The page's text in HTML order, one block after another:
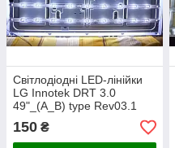
Світлодіодні LED-лінійки
LG Innotek DRT 3.0
49"_(A_B) type Rev03.1
(TV LG 49LF640V,
49LB551V) Б/В.
150 ₴